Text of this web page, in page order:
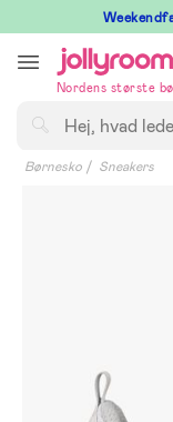
till
innehållet
Nordens største
Børnesko Sneakers